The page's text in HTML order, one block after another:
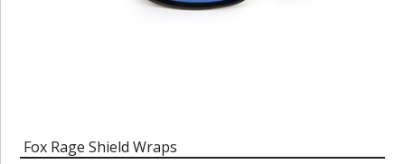
Fox Rage Shield Wraps